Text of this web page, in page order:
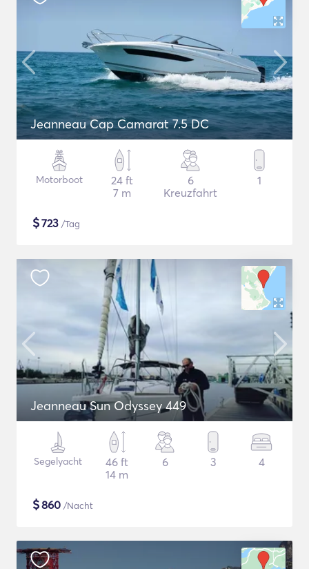
Jeanneau Cap Camarat 7.5 DC
Motorboot
24 ft
7 m
6
Kreuzfahrt
1
$723 /Tag
Jeanneau Sun Odyssey 449
Segelyacht
46 ft
14 m
6 3 4
$860 /Nacht